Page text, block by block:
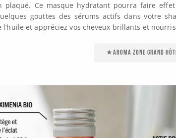
plaqué. Ce masque hydratant pourra faire
gouttes des sérums actifs dans votre
et appréciez vos cheveux brillants et
★Aroma Zone Grand